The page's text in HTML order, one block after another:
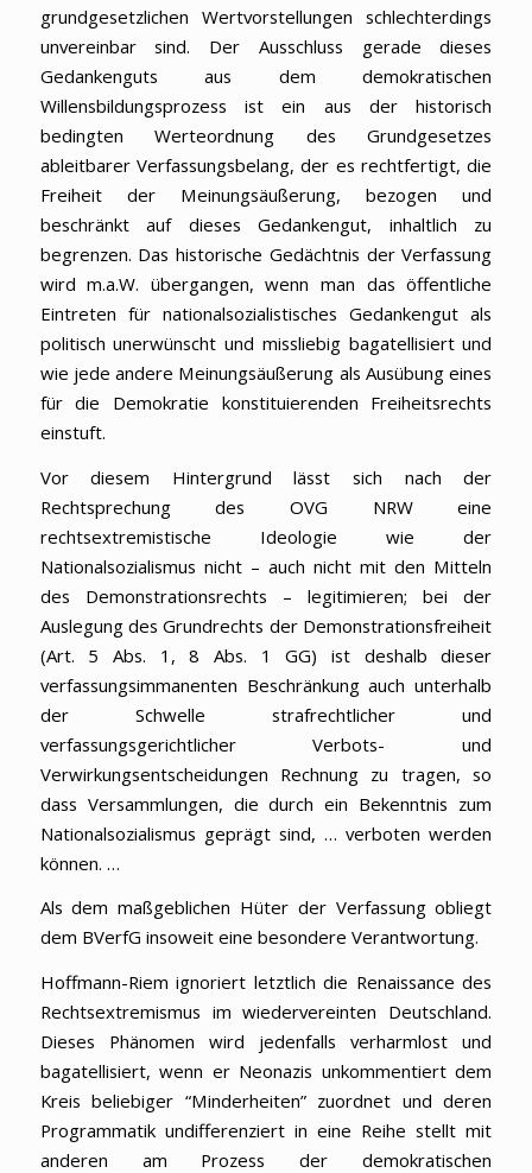
grundgesetzlichen Wertvorstellungen schlechterdings
unvereinbar sind. Der Ausschluss gerade dieses
Gedankenguts aus dem demokratischen
Willensbildungsprozess ist ein aus der historisch
bedingten Werteordnung des Grundgesetzes
ableitbarer Verfassungsbelang, der es rechtfertigt, die
Freiheit der Meinungsäußerung, bezogen und
beschränkt auf dieses Gedankengut, inhaltlich zu
begrenzen. Das historische Gedächtnis der Verfassung
wird m.a.W. übergangen, wenn man das öffentliche
Eintreten für nationalsozialistisches Gedankengut als
politisch unerwünscht und missliebig bagatellisiert und
wie jede andere Meinungsäußerung als Ausübung eines
für die Demokratie konstituierenden Freiheitsrechts
einstuft.
Vor diesem Hintergrund lässt sich nach der
Rechtsprechung des OVG NRW eine
rechtsextremistische Ideologie wie der
Nationalsozialismus nicht – auch nicht mit den Mitteln
des Demonstrationsrechts – legitimieren; bei der
Auslegung des Grundrechts der Demonstrationsfreiheit
(Art. 5 Abs. 1, 8 Abs. 1 GG) ist deshalb dieser
verfassungsimmanenten Beschränkung auch unterhalb
der Schwelle strafrechtlicher und
verfassungsgerichtlicher Verbots- und
Verwirkungsentscheidungen Rechnung zu tragen, so
dass Versammlungen, die durch ein Bekenntnis zum
Nationalsozialismus geprägt sind, … verboten werden
können. …
Als dem maßgeblichen Hüter der Verfassung obliegt
dem BVerfG insoweit eine besondere Verantwortung.
Hoffmann-Riem ignoriert letztlich die Renaissance des
Rechtsextremismus im wiedervereinten Deutschland.
Dieses Phänomen wird jedenfalls verharmlost und
bagatellisiert, wenn er Neonazis unkommentiert dem
Kreis beliebiger “Minderheiten” zuordnet und deren
Programmatik undifferenziert in eine Reihe stellt mit
anderen am Prozess der demokratischen